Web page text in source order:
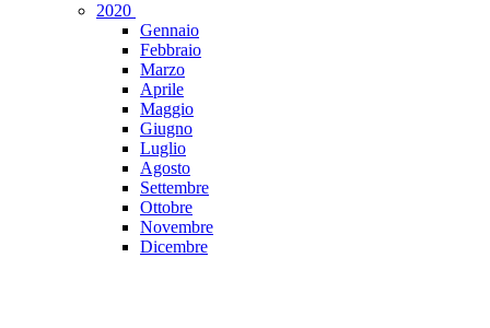
2020
Gennaio
Febbraio
Marzo
Aprile
Maggio
Giugno
Luglio
Agosto
Settembre
Ottobre
Novembre
Dicembre